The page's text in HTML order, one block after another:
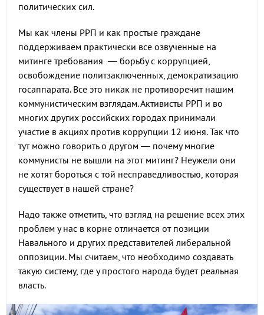
политических сил.
Мы как члены РРП и как простые граждане
поддерживаем практически все озвученные на
митинге требования — борьбу с коррупцией,
освобождение политзаключенных, демократизацию
госаппарата. Все это никак не противоречит нашим
коммунистическим взглядам. Активисты РРП и во
многих других российских городах принимали
участие в акциях против коррупции 12 июня. Так что
тут можно говорить о другом — почему многие
коммунисты не вышли на этот митинг? Неужели они
не хотят бороться с той несправедливостью, которая
существует в нашей стране?
Надо также отметить, что взгляд на решение всех этих
проблем у нас в корне отличается от позиции
Навального и других представителей либеральной
оппозиции. Мы считаем, что необходимо создавать
такую систему, где у простого народа будет реальная
власть.